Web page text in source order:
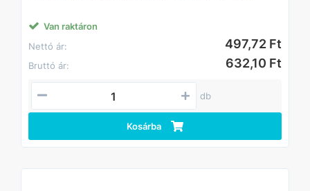
színű és anyagú tetőfelülethez.
Az elemek összeillesztése történhet forrasztással vagy
ragasztó-tömítőanyagok felhasználásával.
A lefolyórendszerben használatos hattyúnyak és
kifolyócső hagyományos, ráncolt kivitelben készült.
Van raktáron
Nettó ár:
497,72 Ft
Bruttó ár: 632,10 Ft
db
Kosárba